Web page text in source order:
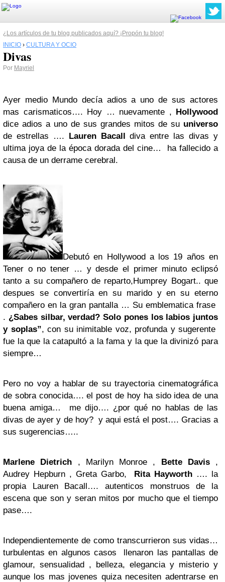
¿Los artículos de tu blog publicados aquí? ¡Propón tu blog!
INICIO › CULTURA Y OCIO
Divas
Por Mayriel
Ayer medio Mundo decía adios a uno de sus actores
mas carismaticos…. Hoy … nuevamente , Hollywood
dice adios a uno de sus grandes mitos de su universo
de estrellas …. Lauren Bacall diva entre las divas y
ultima joya de la época dorada del cine… ha fallecido a
causa de un derrame cerebral.
Debutó en Hollywood a los 19 años en
Tener o no tener … y desde el primer minuto eclipsó
tanto a su compañero de reparto,Humprey Bogart.. que
despues se convertiría en su marido y en su eterno
compañero en la gran pantalla … Su emblematica frase
. ¿Sabes silbar, verdad? Solo pones los labios juntos
y soplas”, con su inimitable voz, profunda y sugerente
fue la que la catapultó a la fama y la que la divinizó para
siempre…
Pero no voy a hablar de su trayectoria cinematográfica
de sobra conocida…. el post de hoy ha sido idea de una
buena amiga… me dijo…. ¿por qué no hablas de las
divas de ayer y de hoy? y aqui está el post…. Gracias a
sus sugerencias…..
Marlene Dietrich , Marilyn Monroe , Bette Davis,
Audrey Hepburn , Greta Garbo, Rita Hayworth …. la
propia Lauren Bacall…. autenticos monstruos de la
escena que son y seran mitos por mucho que el tiempo
pase….
Independientemente de como transcurrieron sus vidas…
turbulentas en algunos casos llenaron las pantallas de
glamour, sensualidad , belleza, elegancia y misterio y
aunque los mas jovenes quiza necesiten adentrarse en